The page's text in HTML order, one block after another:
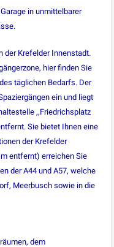
in unmittelbarer
der Krefelder Innenstadt.
hier finden Sie
täglichen Bedarfs. Der
ein und liegt
,,Friedrichsplatz
Sie bietet Ihnen eine
der Krefelder
entfernt) erreichen Sie
der A44 und A57, welche
Meerbusch sowie in die
dem